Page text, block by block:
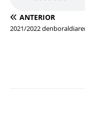
ANTERIOR
2021/2022